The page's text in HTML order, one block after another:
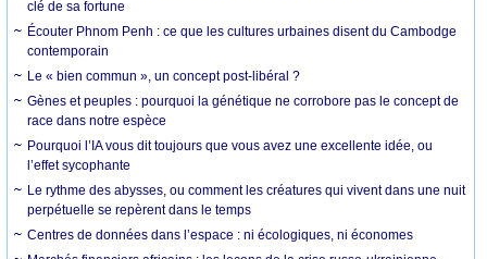
clé de sa fortune
Écouter Phnom Penh : ce que les cultures urbaines disent du Cambodge
contemporain
Le « bien commun », un concept post-libéral ?
Gènes et peuples : pourquoi la génétique ne corrobore pas le concept de
race dans notre espèce
Pourquoi l’IA vous dit toujours que vous avez une excellente idée, ou
l’effet sycophante
Le rythme des abysses, ou comment les créatures qui vivent dans une nuit
perpétuelle se repèrent dans le temps
Centres de données dans l’espace : ni écologiques, ni économes